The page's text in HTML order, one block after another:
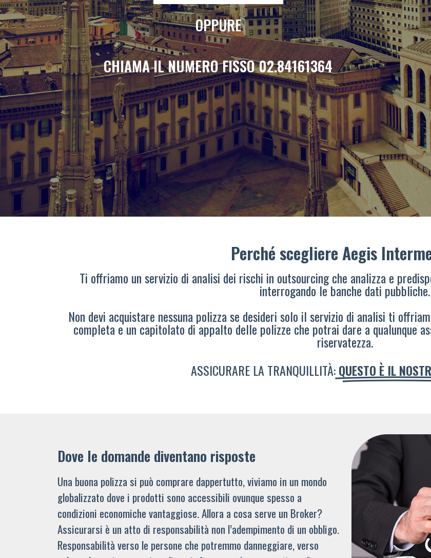
OPPURE
CHIAMA IL NUMERO FISSO 02.84161364
Perché scegliere Aegis
Ti offriamo un servizio di analisi dei rischi in outsourcing che analizza e
interrogando le banche dati pubbliche.
Non devi acquistare nessuna polizza se desideri solo il servizio di analisi ti
completa e un capitolato di appalto delle polizze che potrai dare a qualunque
riservatezza.
ASSICURARE LA TRANQUILLITÀ:QUESTO È IL
Dove le domande diventano risposte
Una buona polizza si può comprare dappertutto, viviamo in un mondo
globalizzato dove i prodotti sono accessibili ovunque spesso a
condizioni economiche vantaggiose. Allora a cosa serve un Broker?
Assicurarsi è un atto di responsabilità non l’adempimento di un obbligo.
Responsabilità verso le persone che potremmo danneggiare, verso